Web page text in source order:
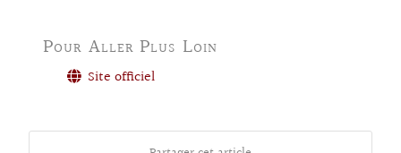
Pour Aller Plus Loin
Site officiel